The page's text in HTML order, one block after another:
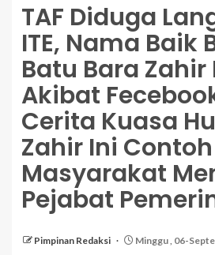
TAF Diduga
ITE, Nama Baik
Batu Bara Zahir
Akibat
Cerita Kuasa
Zahir Ini
Masyarakat
Pejabat
Pimpinan Redaksi Minggu , 06-